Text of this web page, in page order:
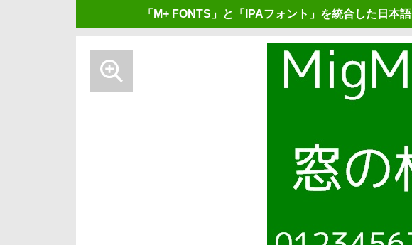
「M+ FONTS」と「IPAフォント」を統合した日本